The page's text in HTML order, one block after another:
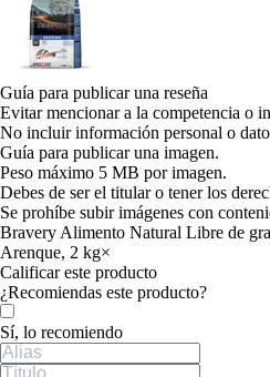
Guía para publicar una reseña
Evitar mencionar a la competencia o
No incluir información personal o
Guía para publicar una imagen.
Peso máximo 5 MB por imagen.
Debes de ser el titular o tener los
Se prohíbe subir imágenes con
Bravery Alimento Natural Libre de
Arenque, 2 kg×
Calificar este producto
Tu valoración
¿Recomiendas este producto?
Sí, lo recomiendo